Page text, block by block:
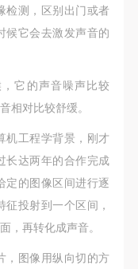
检测，区别出门或者
候它会去激发声音的
它的声音噪声比较
相对比较舒缓。
机工程学背景，刚才
长达两年的合作完成
定的图像区间进行逐
投射到一个区间，
，再转化成声音。
，图像用纵向切的方